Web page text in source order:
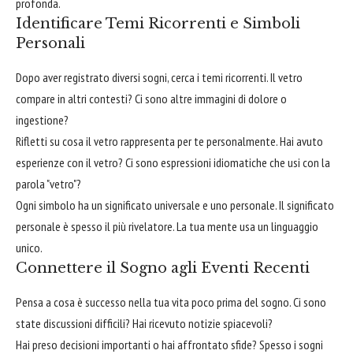
Identificare Temi Ricorrenti e Simboli
Personali
Dopo aver registrato diversi sogni, cerca i temi ricorrenti. Il vetro
compare in altri contesti? Ci sono altre immagini di dolore o
ingestione?
Rifletti su cosa il vetro rappresenta per te personalmente. Hai avuto
esperienze con il vetro? Ci sono espressioni idiomatiche che usi con la
parola "vetro"?
Ogni simbolo ha un significato universale e uno personale. Il significato
personale è spesso il più rivelatore. La tua mente usa un linguaggio
unico.
Connettere il Sogno agli Eventi Recenti
Pensa a cosa è successo nella tua vita poco prima del sogno. Ci sono
state discussioni difficili? Hai ricevuto notizie spiacevoli?
Hai preso decisioni importanti o hai affrontato sfide? Spesso i sogni